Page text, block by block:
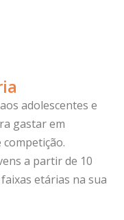
adolescentes e
gastar em
a partir de 10
etárias na sua